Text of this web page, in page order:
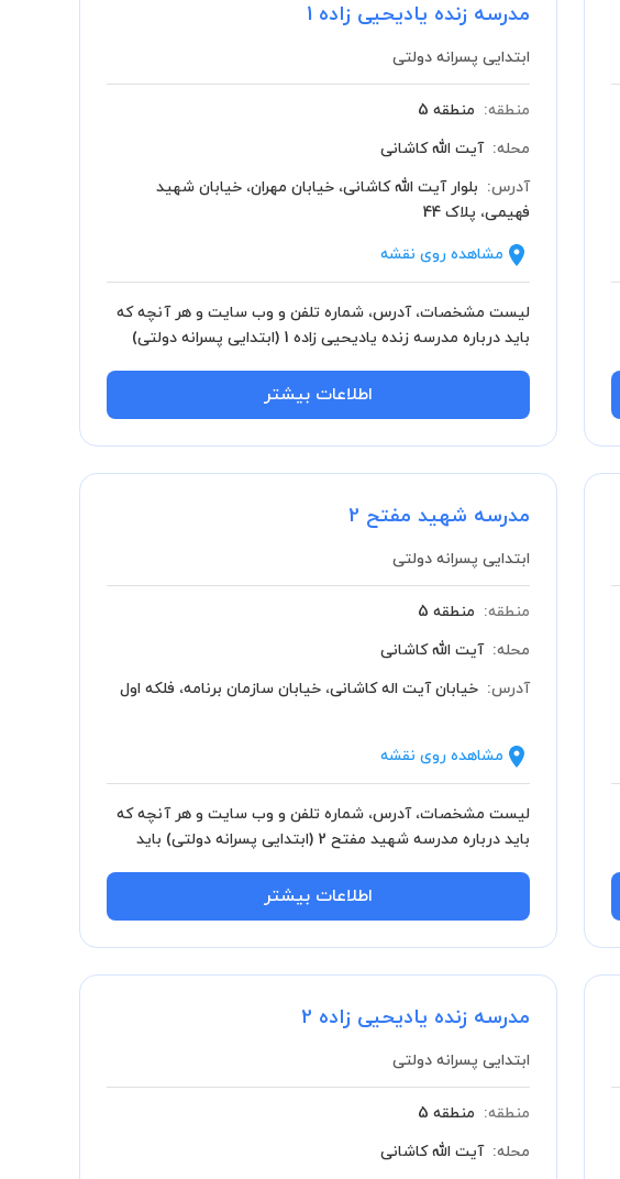
مدرسه زنده یادیحیی زاده 1
ابتدایی پسرانه دولتی
منطقه: منطقه 5
محله: آیت الله کاشانی
آدرس: بلوار آیت الله کاشانی، خیابان مهران، خیابان شهید
فهیمی، پلاک 44
مشاهده روی نقشه
لیست مشخصات، آدرس، شماره تلفن و وب سایت و هر آنچه که
باید درباره مدرسه زنده یادیحیی زاده 1 (ابتدایی پسرانه دولتی)
اطلاعات بیشتر
مدرسه شهید مفتح 2
ابتدایی پسرانه دولتی
منطقه: منطقه 5
محله: آیت الله کاشانی
آدرس: خیابان آیت اله کاشانی، خیابان سازمان برنامه، فلکه اول
مشاهده روی نقشه
لیست مشخصات، آدرس، شماره تلفن و وب سایت و هر آنچه که
باید درباره مدرسه شهید مفتح 2 (ابتدایی پسرانه دولتی) باید
اطلاعات بیشتر
مدرسه زنده یادیحیی زاده 2
ابتدایی پسرانه دولتی
منطقه: منطقه 5
محله: آیت الله کاشانی